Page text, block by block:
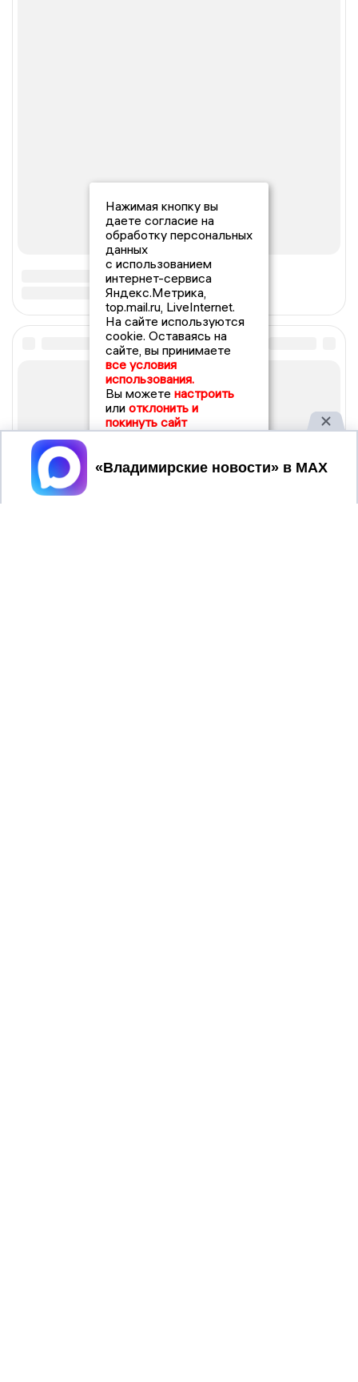
Нажимая кнопку вы
даете согласие на
обработку персональных
данных
с использованием
интернет-сервиса
Яндекс.Метрика,
top.mail.ru, LiveInternet.
На сайте используются
cookie. Оставаясь на
сайте, вы принимаете
все условия
использования.
Вы можете настроить
или отклонить и
покинуть сайт
Принять